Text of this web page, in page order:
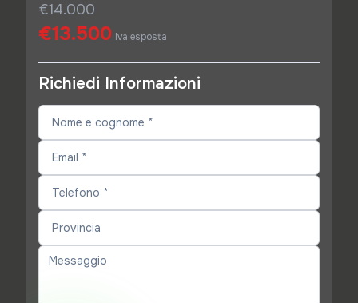
€14.000
€13.500 Iva esposta
Richiedi Informazioni